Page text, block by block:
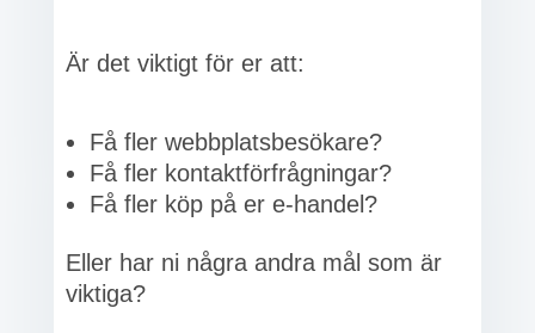
Är det viktigt för er att:
Få fler webbplatsbesökare?
Få fler kontaktförfrågningar?
Få fler köp på er e-handel?
Eller har ni några andra mål som är
viktiga?